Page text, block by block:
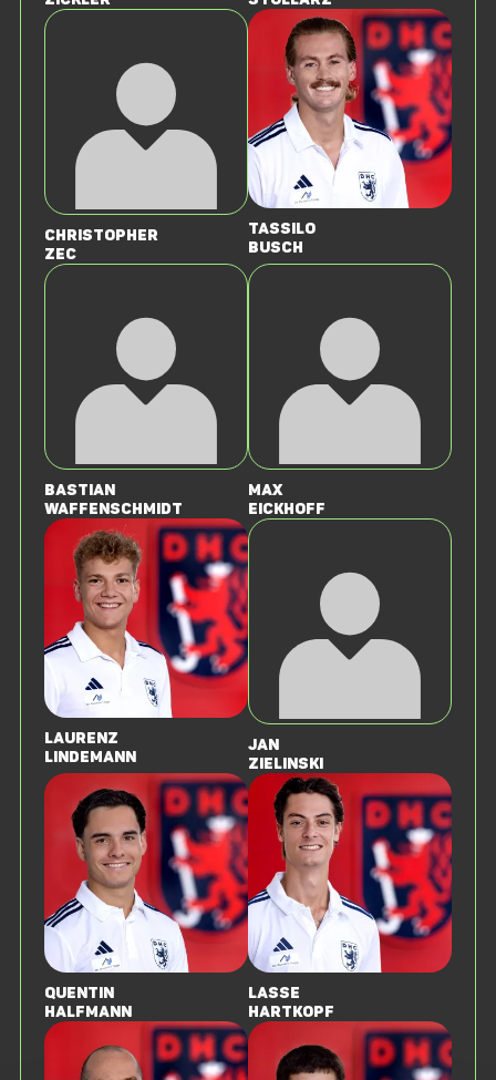
Christopher
Zec
Tassilo
Busch
Bastian
Waffenschmidt
Max
Eickhoff
Laurenz
Lindemann
Jan
Zielinski
Quentin
Halfmann
Lasse
Hartkopf